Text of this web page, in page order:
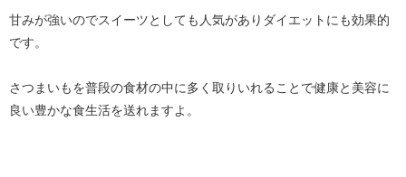
甘みが強いのでスイーツとしても人気がありダイエットにも効果的
です。
さつまいもを普段の食材の中に多く取りいれることで健康と美容に
良い豊かな食生活を送れますよ。